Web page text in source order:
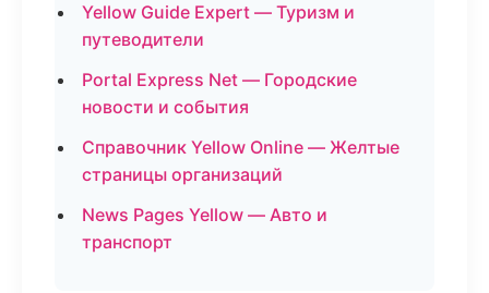
Yellow Guide Expert — Туризм и
путеводители
Portal Express Net — Городские
новости и события
Справочник Yellow Online — Желтые
страницы организаций
News Pages Yellow — Авто и
транспорт